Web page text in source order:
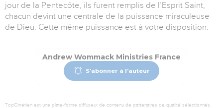
jour de la Pentecôte, ils furent remplis de l’Esprit Saint,
chacun devint une centrale de la puissance miraculeuse
de Dieu. Cette même puissance est à votre disposition.
Andrew Wommack Ministries France
S'abonner à l'auteur
TopChrétien est une plate-forme diffuseur de contenu de partenaires de qualité sélectionnés.